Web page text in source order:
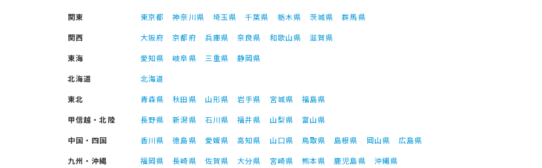
関東 東京都 神奈川県 埼玉県 千葉県 栃木県 茨城県
群馬県
関西
大阪府 京都府 兵庫県 奈良県 和歌山県
滋賀県
東海
愛知県 岐阜県 三重県
静岡県
北海道
北海道
東北
青森県 秋田県 山形県 岩手県 宮城県
福島県
甲信越・北陸
長野県 新潟県 石川県 福井県 山梨県
富山県
中国・四国
香川県 徳島県 愛媛県 高知県 山口県 鳥取県 島根県 岡山県
広島県
九州・沖縄
福岡県 長崎県 佐賀県 大分県 宮崎県 熊本県 鹿児島県 沖縄県